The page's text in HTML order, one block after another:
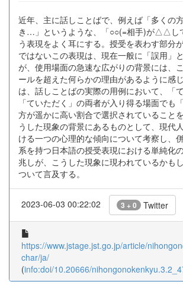
近年、主に話しことばで、例えば「多くの
き…」というような、「○○(=相手)が△△し
う表現をよく耳にする。授受を表わす部分
ではないこの表現は、現在一般に「誤用」
が、使用場面の急速な広がりの背景には、
ールを超えた何らかの理由があるように感
は、話しことばの実際の用例において、「
「ていただく」の両者が入り得る場面でも
方が遥かに高い割合で選択されていること
うした現象の背景にあるものとして、現代
ける一つの心理的な傾向について考察し、
系を持つ日本語の授受表現における単純化
兆しが、こうした現象に現われているかも
ついて言及する。
2023-06-03 00:22:02 3 + 0 Twitter
https://www.jstage.jst.go.jp/article/
char/ja/
(info:doi/10.20666/